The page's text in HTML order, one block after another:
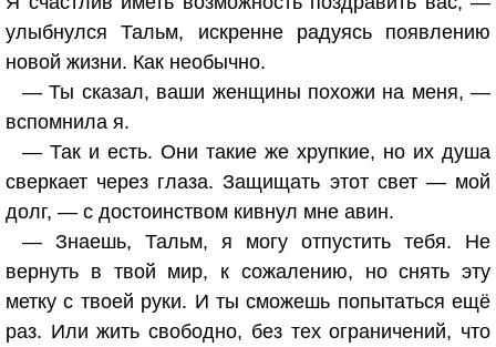
улыбнулся Тальм, искренне радуясь появлению
новой жизни. Как необычно.
— Ты сказал, ваши женщины похожи на меня, —
вспомнила я.
— Так и есть. Они такие же хрупкие, но их душа
сверкает через глаза. Защищать этот свет — мой
долг, — с достоинством кивнул мне авин.
— Знаешь, Тальм, я могу отпустить тебя. Не
вернуть в твой мир, к сожалению, но снять эту
метку с твоей руки. И ты сможешь попытаться ещё
раз. Или жить свободно, без тех ограничений, что